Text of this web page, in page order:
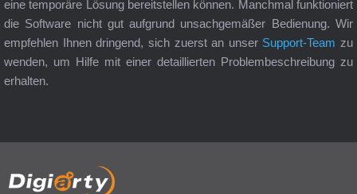
eine temporäre Lösung bereitstellen können. Manchmal funktioniert
die Software nicht gut aufgrund unsachgemäßer Bedienung. Wir
empfehlen Ihnen dringend, sich zuerst an unser Support-Team zu
wenden, um Hilfe mit einer detaillierten Problembeschreibung zu
erhalten.